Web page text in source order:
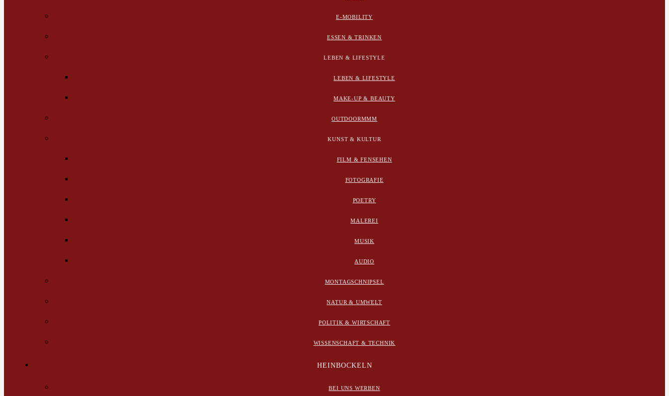
E-MOBILITY
ESSEN & TRINKEN
LEBEN & LIFESTYLE
LEBEN & LIFESTYLE
MAKE-UP & BEAUTY
OUTDOORMMM
KUNST & KULTUR
FILM & FENSEHEN
FOTOGRAFIE
POETRY
MALEREI
MUSIK
AUDIO
MONTAGSCHNIPSEL
NATUR & UMWELT
POLITIK & WIRTSCHAFT
WISSENSCHAFT & TECHNIK
HEINBOCKELN
BEI UNS WERBEN